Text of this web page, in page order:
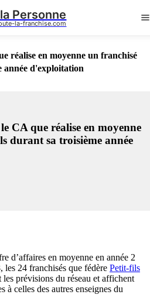
Personne
la-franchise.com
réalise en moyenne un franchisé
année d'exploitation
CA que réalise en moyenne
durant sa troisième année
d’affaires en moyenne en année 2
les 24 franchisés que fédère Petit-fils
les prévisions du réseau et affichent
à celles des autres enseignes du